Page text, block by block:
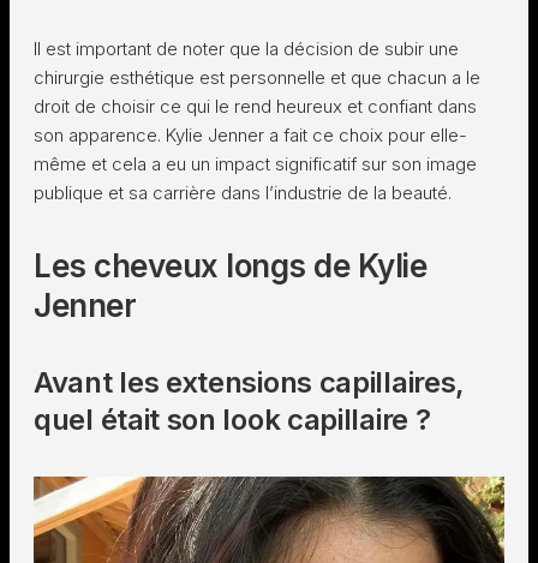
Il est important de noter que la décision de subir une
chirurgie esthétique est personnelle et que chacun a le
droit de choisir ce qui le rend heureux et confiant dans
son apparence. Kylie Jenner a fait ce choix pour elle-
même et cela a eu un impact significatif sur son image
publique et sa carrière dans l’industrie de la beauté.
Les cheveux longs de Kylie
Jenner
Avant les extensions capillaires,
quel était son look capillaire ?